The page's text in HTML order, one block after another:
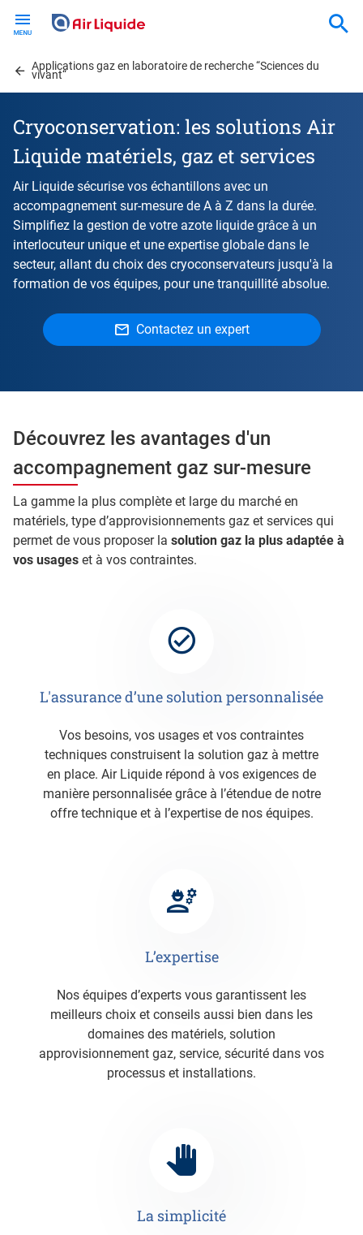
content
Applications gaz en laboratoire de recherche “Sciences du
vivant“
Cryoconservation: les solutions Air
Liquide matériels, gaz et services
Air Liquide sécurise vos échantillons avec un
accompagnement sur-mesure de A à Z dans la durée.
Simplifiez la gestion de votre azote liquide grâce à un
interlocuteur unique et une expertise globale dans le
secteur, allant du choix des cryoconservateurs jusqu'à la
formation de vos équipes, pour une tranquillité absolue.
Contactez un expert
Découvrez les avantages d'un
accompagnement gaz sur-mesure
La gamme la plus complète et large du marché en
matériels, type d’approvisionnements gaz et services qui
permet de vous proposer la solution gaz la plus adaptée à
vos usages et à vos contraintes.
L'assurance d’une solution personnalisée
Vos besoins, vos usages et vos contraintes
techniques construisent la solution gaz à mettre
en place. Air Liquide répond à vos exigences de
manière personnalisée grâce à l’étendue de notre
offre technique et à l’expertise de nos équipes.
L’expertise
Nos équipes d’experts vous garantissent les
meilleurs choix et conseils aussi bien dans les
domaines des matériels, solution
approvisionnement gaz, service, sécurité dans vos
processus et installations.
La simplicité